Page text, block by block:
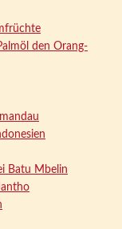
den Orang-
Batu Mbelin